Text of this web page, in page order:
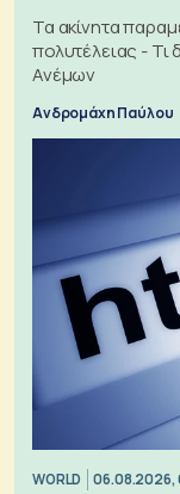
Τα ακίνητα
πολυτέλειας - Τι
Ανέμων
Ανδρομάχη Παύλου
WORLD 06.08.2026,